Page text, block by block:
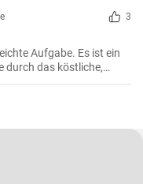
3
Aufgabe. Es ist ein
durch das köstliche,
traditionelle
beliebt, aber in